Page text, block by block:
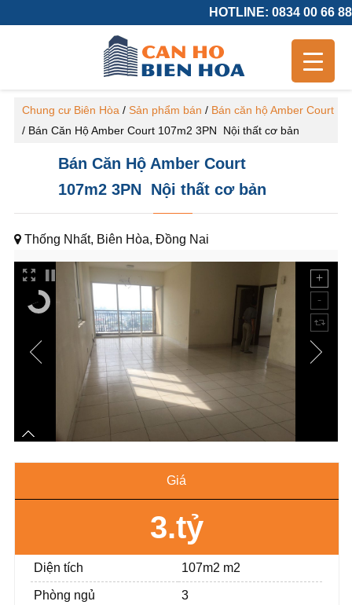
HOTLINE: 0834 00 66 88
Chung cư Biên Hòa / Sản phẩm bán / Bán căn hộ Amber Court
/ Bán Căn Hộ Amber Court 107m2 3PN Nội thất cơ bản
Bán Căn Hộ Amber Court
107m2 3PN Nội thất cơ bản
Thống Nhất, Biên Hòa, Đồng Nai
Giá
3.tỷ
Diện tích 107m2 m2
Phòng ngủ 3